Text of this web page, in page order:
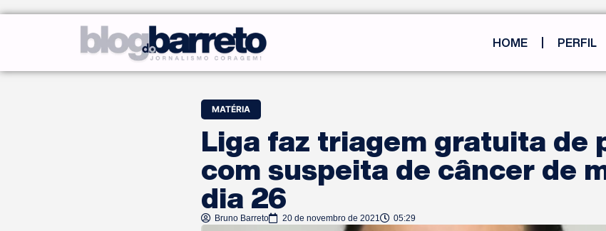
HOME PERFIL
MATÉRIA
Liga faz triagem gratuita de
com suspeita de câncer de
dia 26
Bruno Barreto 20 de novembro de 2021 05:29